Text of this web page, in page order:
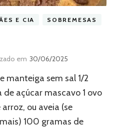
E CIA SOBREMESAS
em 30/06/2025
manteiga sem sal 1/2
de açúcar mascavo 1 ovo
ou aveia (se
100 gramas de